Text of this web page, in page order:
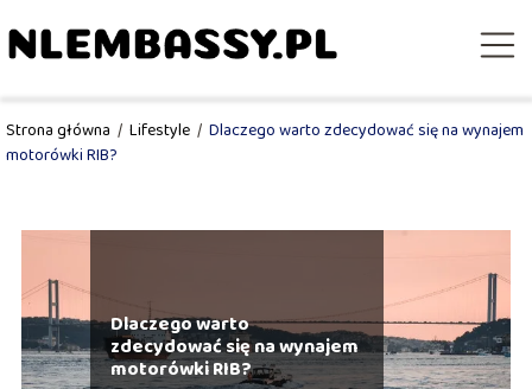
Strona główna / Lifestyle / Dlaczego warto zdecydować się na wynajem
motorówki RIB?
Dlaczego warto
zdecydować się na wynajem
motorówki RIB?